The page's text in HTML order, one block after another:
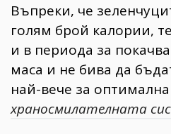
Въпреки, че
голям брой калории,
и в периода за
маса и не бива да
най-вече за
храносмилателната